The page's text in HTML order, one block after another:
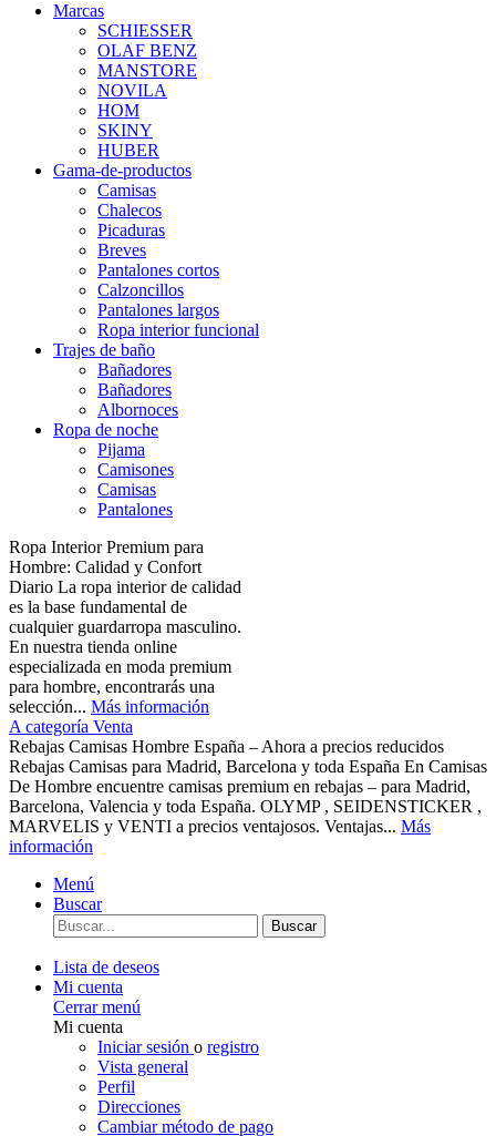
Marcas
SCHIESSER
OLAF BENZ
MANSTORE
NOVILA
HOM
SKINY
HUBER
Gama-de-productos
Camisas
Chalecos
Picaduras
Breves
Pantalones cortos
Calzoncillos
Pantalones largos
Ropa interior funcional
Trajes de baño
Bañadores
Bañadores
Albornoces
Ropa de noche
Pijama
Camisones
Camisas
Pantalones
Ropa Interior Premium para
Hombre: Calidad y Confort
Diario La ropa interior de calidad
es la base fundamental de
cualquier guardarropa masculino.
En nuestra tienda online
especializada en moda premium
para hombre, encontrarás una
selección... Más información
A categoría Venta
Rebajas Camisas Hombre España – Ahora a precios reducidos
Rebajas Camisas para Madrid, Barcelona y toda España En Camisas
De Hombre encuentre camisas premium en rebajas – para Madrid,
Barcelona, Valencia y toda España. OLYMP , SEIDENSTICKER ,
MARVELIS y VENTI a precios ventajosos. Ventajas... Más
información
Menú
Buscar
Buscar
Lista de deseos
Mi cuenta
Cerrar menú
Mi cuenta
Iniciar sesión o registro
Vista general
Perfil
Direcciones
Cambiar método de pago